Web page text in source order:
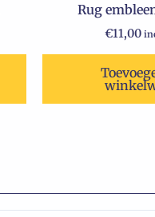
Rug
€11,00